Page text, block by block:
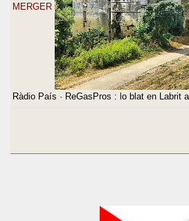
MERGER
Ràdio País · ReGasPros : lo blat en Labrit